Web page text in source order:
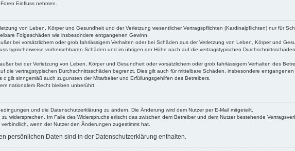
Einfluss nehmen.
von Leben, Körper und Gesundheit und der Verletzung wesentlicher Vertragspflichten (Kardinalpflichten) nur für
Folgeschäden wie insbesondere entgangenen Gewinn.
bei vorsätzlichem oder grob fahrlässigem Verhalten oder bei Schäden aus der Verletzung von Leben, Körper und
typischerweise vorhersehbaren Schäden und im übrigen der Höhe nach auf die vertragstypischen
bei der Verletzung von Leben, Körper und Gesundheit oder vorsätzlichem oder grob fahrlässigem Verhalten des
die vertragstypischen Durchschnittsschäden begrenzt. Dies gilt auch für mittelbare Schäden, insbesondere entgangenen
gilt sinngemäß auch zugunsten der Mitarbeiter und Erfüllungsgehilfen des Betreibers.
nationalem Recht bleiben unberührt.
und die Datenschutzerklärung zu ändern. Die Änderung wird dem Nutzer per E-Mail mitgeteilt.
widersprechen. Im Falle des Widerspruchs erlischt das zwischen dem Betreiber und dem Nutzer bestehende
wenn der Nutzer den Änderungen zugestimmt hat.
persönlichen Daten sind in der Datenschutzerklärung enthalten.